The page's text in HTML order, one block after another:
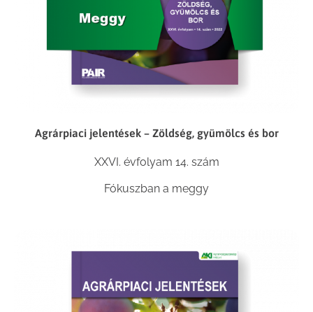
Agrárpiaci jelentések – Zöldség, gyümölcs és bor
XXVI. évfolyam 14. szám
Fókuszban a meggy